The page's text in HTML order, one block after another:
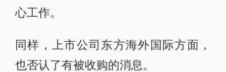
心工作。
同样，上市公司东方海外国际方面，
也否认了有被收购的消息。